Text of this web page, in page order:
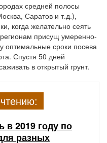
средней полосы
Саратов и т.д.),
когда желательно сеять
присущ умеренно-
оптимальные сроки посева
Спустя 50 дней
в открытый грунт.
в 2019 году по
разных